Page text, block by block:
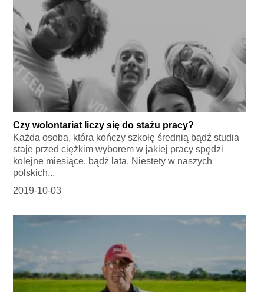
Czy wolontariat liczy się do stażu pracy?
Każda osoba, która kończy szkołę średnią bądź studia
staje przed ciężkim wyborem w jakiej pracy spędzi
kolejne miesiące, bądź lata. Niestety w naszych
polskich...
2019-10-03